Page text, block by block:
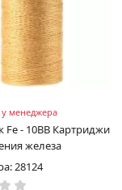
менеджера
Fe - 10BB Картриджи
железа
28124